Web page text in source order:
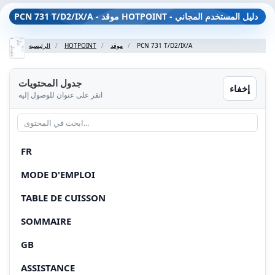
PCN 731 T/D2/IX/A - موقد HOTPOINT - دليل المستخدم المجاني
الرئيسية HOTPOINT موقد PCN 731 T/D2/IX/A
جدول المحتويات
انقر على عنوان للوصول إليه
إخفاء
FR
MODE D'EMPLOI
TABLE DE CUISSON
SOMMAIRE
GB
ASSISTANCE